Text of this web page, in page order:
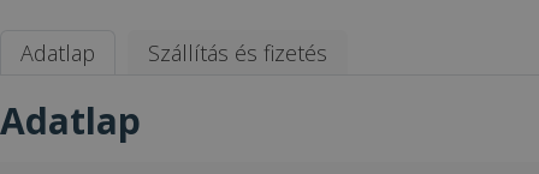
Adatlap Szállítás és fizetés
Adatlap